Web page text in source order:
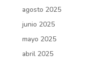
agosto 2025
junio 2025
mayo 2025
abril 2025